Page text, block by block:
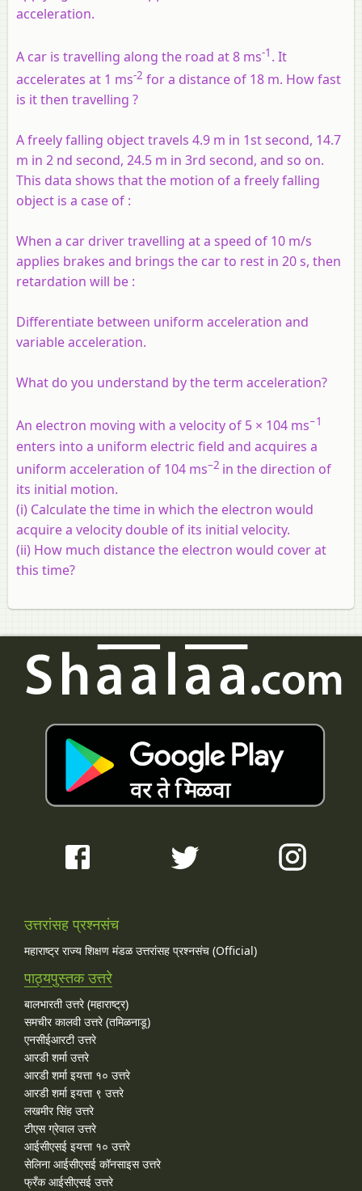
acceleration.
A car is travelling along the road at 8 ms-1 . It
accelerates at 1 ms-2 for a distance of 18 m. How fast
is it then travelling ?
A freely falling object travels 4.9 m in 1st second, 14.7
m in 2 nd second, 24.5 m in 3rd second, and so on.
This data shows that the motion of a freely falling
object is a case of :
When a car driver travelling at a speed of 10 m/s
applies brakes and brings the car to rest in 20 s, then
retardation will be :
Differentiate between uniform acceleration and
variable acceleration.
What do you understand by the term acceleration?
An electron moving with a velocity of 5 × 104 ms−1
enters into a uniform electric field and acquires a
uniform acceleration of 104 ms–2 in the direction of
its initial motion.
(i) Calculate the time in which the electron would
acquire a velocity double of its initial velocity.
(ii) How much distance the electron would cover at
this time?
उत्तरांसह प्रश्नसंच
महाराष्ट्र राज्य शिक्षण मंडळ उत्तरांसह प्रश्नसंच (Official)
पाठ्यपुस्तक उत्तरे
बालभारती उत्तरे (महाराष्ट्र)
समचीर कालवी उत्तरे (तमिळनाडू)
एनसीईआरटी उत्तरे
आरडी शर्मा उत्तरे
आरडी शर्मा इयत्ता १० उत्तरे
आरडी शर्मा इयत्ता ९ उत्तरे
लखमीर सिंह उत्तरे
टीएस ग्रेवाल उत्तरे
आईसीएसई इयत्ता १० उत्तरे
सेलिना आईसीएसई कॉनसाइस उत्तरे
फ्रँक आईसीएसई उत्तरे